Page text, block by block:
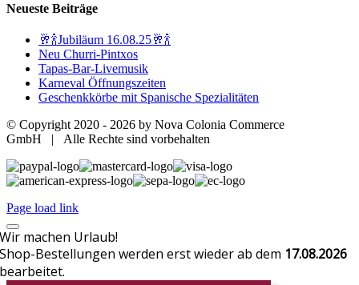
Neueste Beiträge
🥂🍾Jubiläum 16.08.25🥂🍾
Neu Churri-Pintxos
Tapas-Bar-Livemusik
Karneval Öffnungszeiten
Geschenkkörbe mit Spanische Spezialitäten
© Copyright 2020 - 2026 by Nova Colonia Commerce
GmbH | Alle Rechte sind vorbehalten
Page load link
Wir machen Urlaub!
Shop-Bestellungen werden erst wieder ab dem 17.08.2026
bearbeitet.